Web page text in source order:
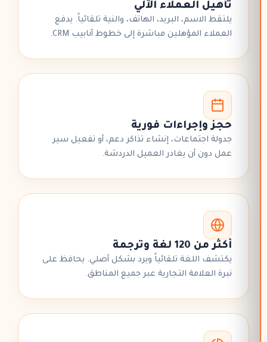
تأهيل العملاء الآلي
يلتقط الاسم، البريد، الهاتف، والنية تلقائياً. يدفع
العملاء المؤهلين مباشرة إلى خطوط أنابيب CRM .
حجز وإجراءات فورية
جدولة اجتماعات، إنشاء تذاكر دعم، أو تفعيل سير
عمل دون أن يغادر العميل الدردشة.
أكثر من 120 لغة وترجمة
يكتشف اللغة تلقائياً ويرد بشكل أصلي. يحافظ على
نبرة العلامة التجارية عبر جميع المناطق.